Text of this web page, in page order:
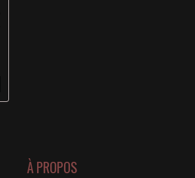
À PROPOS